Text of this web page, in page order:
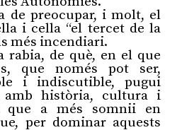
de preocupar, i molt, el
i cella “el tercet de la
més incendiari.
rabia, de què, en el que
que només pot ser,
i indiscutible, pugui
història, cultura i
que a més somnii en
per dominar aquests